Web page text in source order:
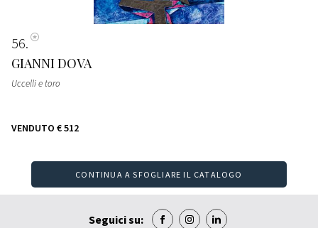
56
GIANNI DOVA
Uccelli e toro
VENDUTO € 512
CONTINUA A SFOGLIARE IL CATALOGO
Seguici su: